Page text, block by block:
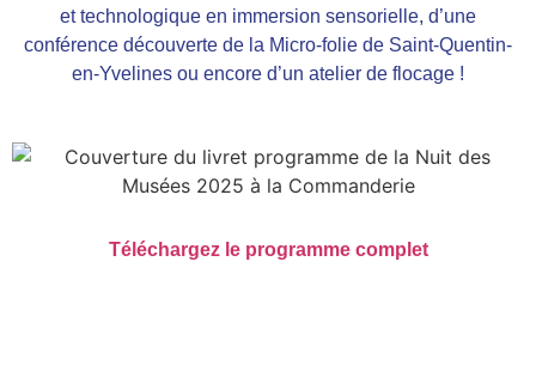
et technologique en immersion sensorielle, d’une
conférence découverte de la Micro-folie de Saint-Quentin-
en-Yvelines ou encore d’un atelier de flocage !
Téléchargez le programme complet